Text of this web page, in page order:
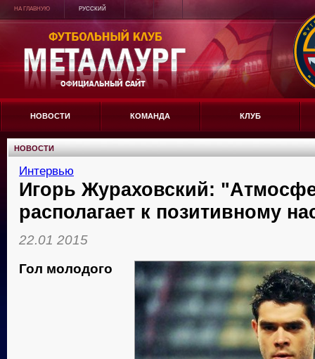
НА ГЛАВНУЮ РУССКИЙ
НОВОСТИ КОМАНДА КЛУБ
НОВОСТИ
Интервью
Игорь Жураховский:
располагает к позитивному
22.01 2015
Гол молодого